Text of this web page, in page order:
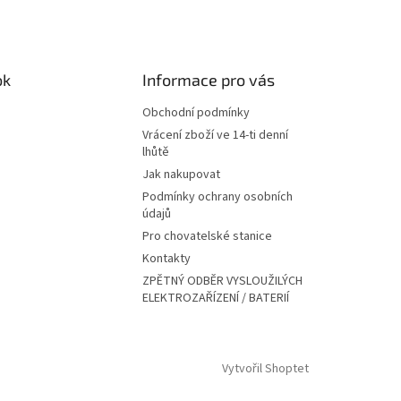
Informace pro vás
Obchodní podmínky
Vrácení zboží ve 14-ti denní
lhůtě
Jak nakupovat
Podmínky ochrany osobních
údajů
Pro chovatelské stanice
Kontakty
ZPĚTNÝ ODBĚR VYSLOUŽILÝCH
ELEKTROZAŘÍZENÍ / BATERIÍ
Vytvořil Shoptet